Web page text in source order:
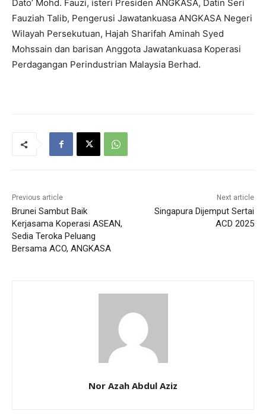
Dato’ Mohd. Fauzi, isteri Presiden ANGKASA, Datin Seri
Fauziah Talib, Pengerusi Jawatankuasa ANGKASA Negeri
Wilayah Persekutuan, Hajah Sharifah Aminah Syed
Mohssain dan barisan Anggota Jawatankuasa Koperasi
Perdagangan Perindustrian Malaysia Berhad.
Previous article
Brunei Sambut Baik
Kerjasama Koperasi ASEAN,
Sedia Teroka Peluang
Bersama ACO, ANGKASA
Next article
Singapura Dijemput Sertai
ACD 2025
Nor Azah Abdul Aziz